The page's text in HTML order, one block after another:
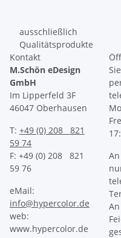
ausschließlich
Qualitätsprodukte
Kontakt
M.Schön eDesign
GmbH
Im Lipperfeld 3F
46047 Oberhausen
T: +49 (0) 208 821
59 74
F: +49 (0) 208 821
59 76
eMail:
info@hypercolor.de
web:
www.hypercolor.de